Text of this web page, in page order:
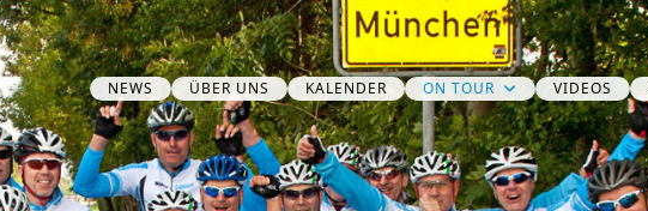
NEWS ÜBER UNS KALENDER ON TOUR VIDEOS